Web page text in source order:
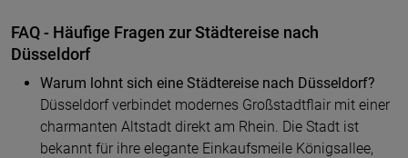
FAQ - Häufige Fragen zur Städtereise nach
Düsseldorf
Warum lohnt sich eine Städtereise nach Düsseldorf?
Düsseldorfverbindet modernes Großstadtflair mit einer
charmanten Altstadt direkt am Rhein. Die Stadt ist
bekannt für ihre elegante Einkaufsmeile Königsallee,